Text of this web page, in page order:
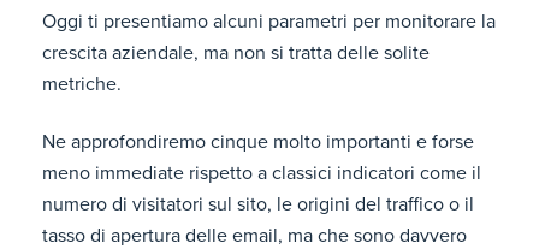
Oggi ti presentiamo alcuni parametri per monitorare la
crescita aziendale, ma non si tratta delle solite
metriche.
Ne approfondiremo cinque molto importanti e forse
meno immediate rispetto a classici indicatori come il
numero di visitatori sul sito, le origini del traffico o il
tasso di apertura delle email, ma che sono davvero